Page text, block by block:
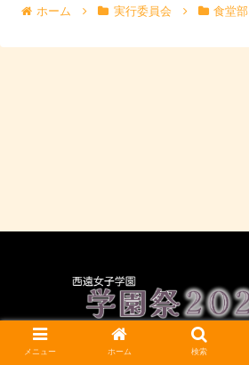
ホーム 実行委員会 食堂部
CC BY-NC-SA 4.0
メニュー ホーム 検索